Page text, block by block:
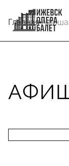
Главная Афиша
АВГУСТ